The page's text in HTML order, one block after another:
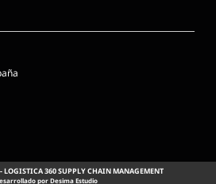
LOGISTICA 360 SUPPLY CHAIN MANAGEMENT
por Desima Estudio